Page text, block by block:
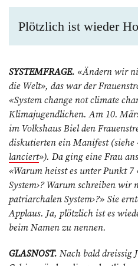
Plötzlich ist wieder
SYSTEMFRAGE. «Ändern wir
die Welt», das war der
«System change not climate
Klimajugendlichen. Am 10.
im Volkshaus Biel den
diskutierten ein Manifest (siehe
lanciert»). Da ging eine Frau
«Warum heisst es unter Punkt
System›? Warum schreiben
patriarchalen System›?» Sie
Applaus. Ja, plötzlich ist es
beim Namen zu nennen.
GLASNOST. Nach bald dreissig